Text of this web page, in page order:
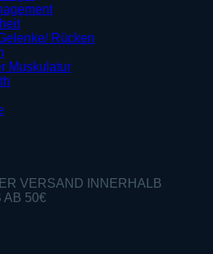
Rücken
Muskulatur
VERSAND INNERHALB
AB 50€